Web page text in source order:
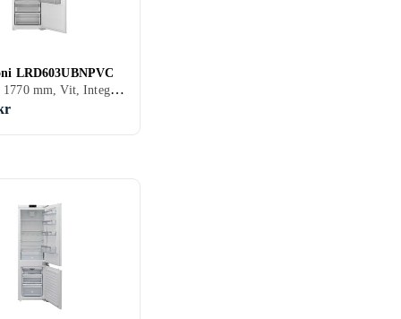
LRD603UBNPVC
540 mm, 1770 mm, Vit, Integrerad